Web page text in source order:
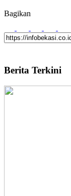
Bagikan
Berita Terkini